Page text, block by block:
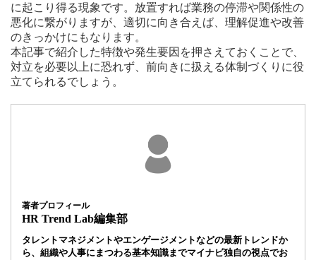
に起こり得る現象です。放置すれば業務の停滞や関係性の
悪化に繋がりますが、適切に向き合えば、理解促進や改善
のきっかけにもなります。
本記事で紹介した特徴や発生要因を押さえておくことで、
対立を必要以上に恐れず、前向きに扱える体制づくりに役
立てられるでしょう。
著者プロフィール
HR Trend Lab編集部
タレントマネジメントやエンゲージメントなどの最新トレンドか
ら、組織や人事にまつわる基本知識までマイナビ独自の視点でお